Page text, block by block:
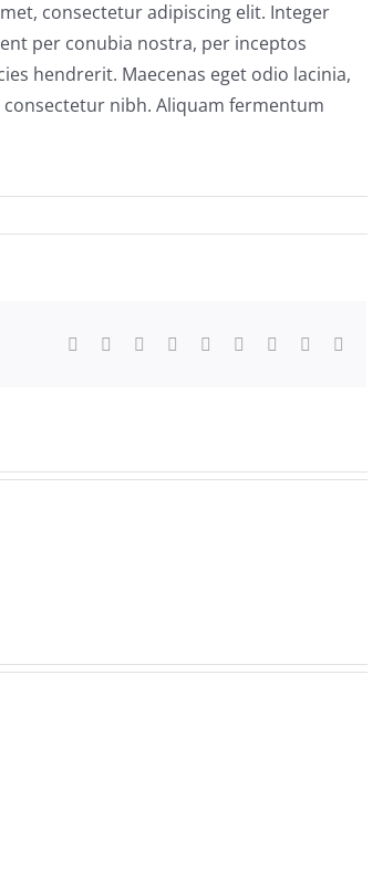
consectetur adipiscing elit. Integer
per conubia nostra, per inceptos
hendrerit. Maecenas eget odio lacinia,
nibh. Aliquam fermentum
Facebook
TwitterReddit LinkedInWhatsApp
TumblrPinterest